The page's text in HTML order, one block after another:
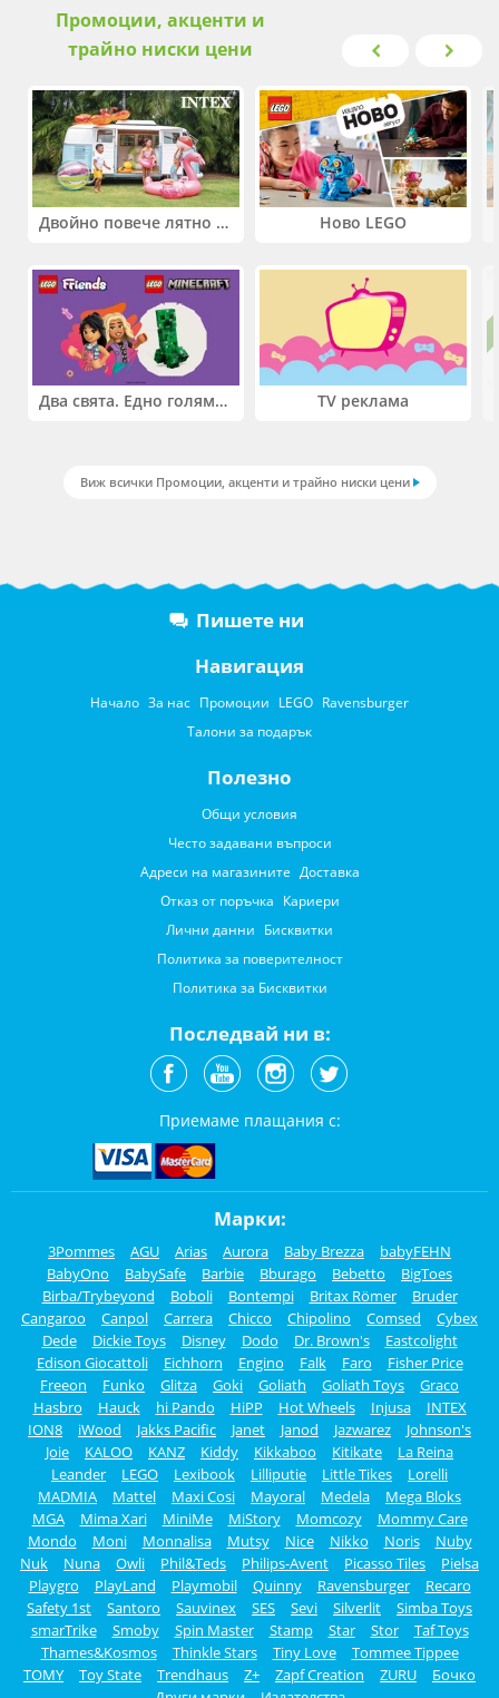
Промоции, акценти и
трайно ниски цени
Двойно повече лятно забавление! Купи 2 продукта INTEX и вземи -33%
Два свята. Едно голямо приключение. Купи 2 продукта LEGO® Friends и/или LEGO® Minecraft и вземи -27%
Ново LEGO
TV реклама
Виж всички Промоции, акценти и трайно ниски цени
Пишете ни
Навигация
Начало За нас Промоции LEGO Ravensburger
Талони за подарък
Полезно
Общи условия
Често задавани въпроси
Адреси на магазините Доставка
Отказ от поръчка Кариери
Лични данни Бисквитки
Политика за поверителност
Политика за Бисквитки
Последвай ни в:
Приемаме плащания с:
Марки:
3Pommes AGU Arias Aurora Baby Brezza
babyFEHN
BabyOno
BabySafe Barbie Bburago Bebetto
BigToes
Birba/Trybeyond
Boboli Bontempi Britax Römer
Bruder
Cangaroo
Canpol Carrera Chicco Chipolino Comsed
Cybex
Dede
Dickie Toys Disney Dodo Dr. Brown's
Eastcolight
Edison Giocattoli
Eichhorn Engino Falk Faro
Fisher Price
Freeon
Funko Glitza Goki Goliath Goliath Toys
Graco
Hasbro
Hauck hi Pando HiPP Hot Wheels Injusa
INTEX
ION8
iWood Jakks Pacific Janet Janod Jazwarez
Johnson's
Joie
KALOO KANZ Kiddy Kikkaboo Kitikate
La Reina
Leander
LEGO Lexibook Lilliputie Little Tikes
Lorelli
MADMIA
Mattel Maxi Cosi Mayoral Medela
Mega Bloks
MGA
Mima Xari MiniMe MiStory Momcozy
Mommy Care
Mondo
Moni Monnalisa Mutsy Nice Nikko Noris
Nuby
Nuk
Nuna Owli Phil&Teds Philips-Avent Picasso Tiles
Pielsa
Playgro
PlayLand Playmobil Quinny Ravensburger
Recaro
Safety 1st
Santoro Sauvinex SES Sevi Silverlit
Simba Toys
smarTrike
Smoby Spin Master Stamp Star Stor
Taf Toys
Thames&Kosmos
Thinkle Stars Tiny Love
Tommee Tippee
TOMY
Toy State Trendhaus Z+ Zapf Creation ZURU
Бочко